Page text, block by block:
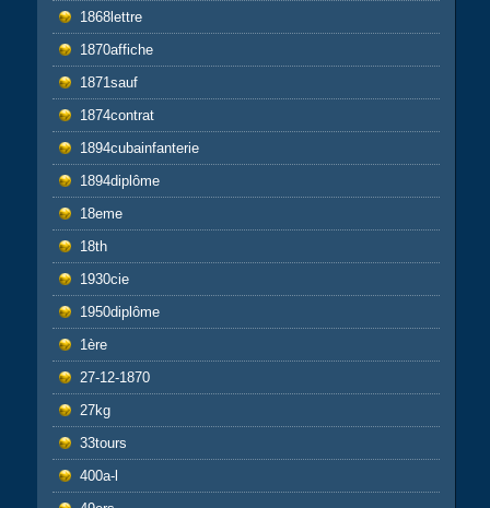
1868lettre
1870affiche
1871sauf
1874contrat
1894cubainfanterie
1894diplôme
18eme
18th
1930cie
1950diplôme
1ère
27-12-1870
27kg
33tours
400a-l